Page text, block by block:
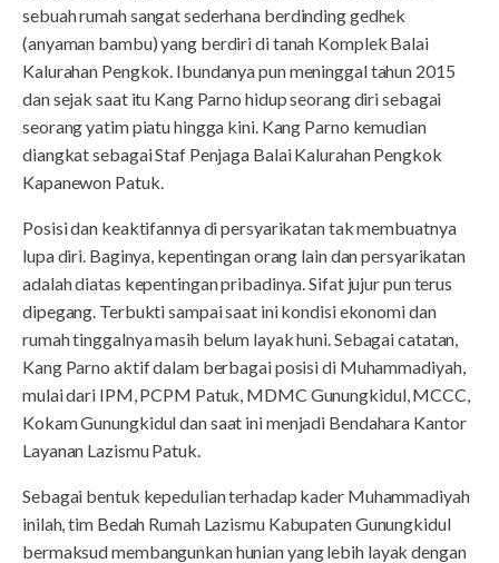
sebuah rumah sangat sederhana berdinding gedhek
(anyaman bambu) yang berdiri di tanah Komplek Balai
Kalurahan Pengkok. Ibundanya pun meninggal tahun 2015
dan sejak saat itu Kang Parno hidup seorang diri sebagai
seorang yatim piatu hingga kini. Kang Parno kemudian
diangkat sebagai Staf Penjaga Balai Kalurahan Pengkok
Kapanewon Patuk.
Posisi dan keaktifannya di persyarikatan tak membuatnya
lupa diri. Baginya, kepentingan orang lain dan persyarikatan
adalah diatas kepentingan pribadinya. Sifat jujur pun terus
dipegang. Terbukti sampai saat ini kondisi ekonomi dan
rumah tinggalnya masih belum layak huni. Sebagai catatan,
Kang Parno aktif dalam berbagai posisi di Muhammadiyah,
mulai dari IPM, PCPM Patuk, MDMC Gunungkidul, MCCC,
Kokam Gunungkidul dan saat ini menjadi Bendahara Kantor
Layanan Lazismu Patuk.
Sebagai bentuk kepedulian terhadap kader Muhammadiyah
inilah, tim Bedah Rumah Lazismu Kabupaten Gunungkidul
bermaksud membangunkan hunian yang lebih layak dengan